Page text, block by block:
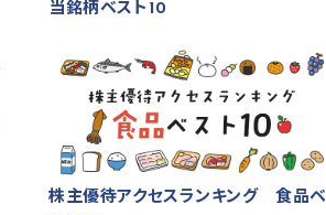
当銘柄ベスト10
株主優待アクセスランキング 食品ベ